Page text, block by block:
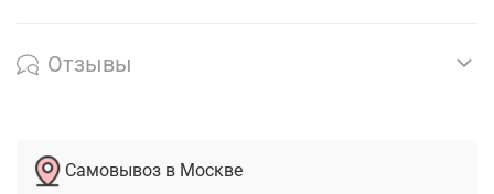
Отзывы
Самовывоз в Москве